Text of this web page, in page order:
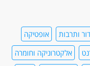
ותרבות
אופטיקה
אלקטרוניקה וחומרה